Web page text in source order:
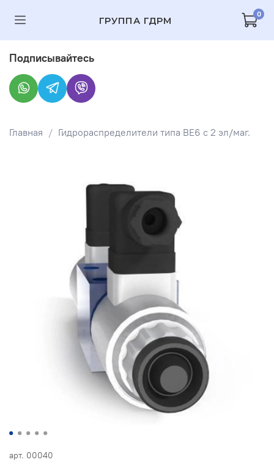
ГРУППА ГДРМ
0
Главная Гидрораспределители типа ВЕ6 с 2 эл/маг.
арт. 00040
Подписывайтесь